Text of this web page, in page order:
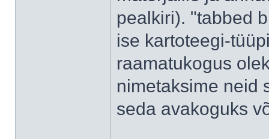
pealkiri). "tabbed
ise kartoteegi-
raamatukogus
nimetaksime neid
seda avakoguks